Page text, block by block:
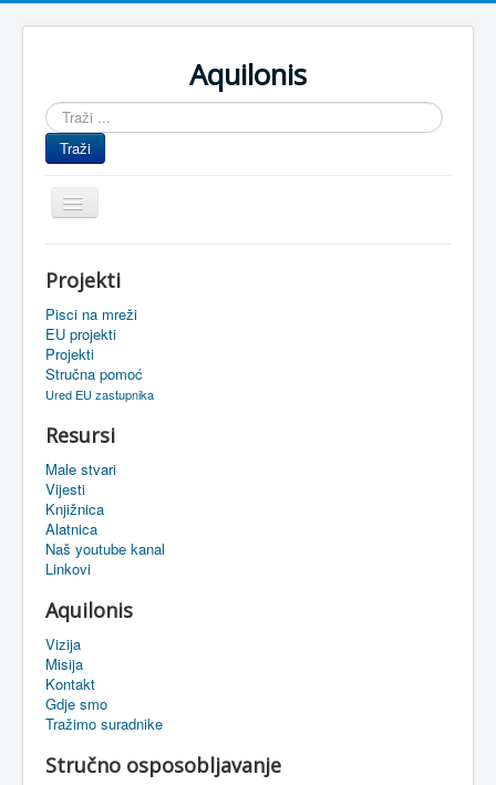
Aquilonis
Traži
...
Traži
Prikaz/Sakrivanje
navigacije
Upravljanje znanjem
Obrazovanje
Upravljanje projektima
Oaza
Sistemski alati
eMapa
Projekti
Pisci na mreži
EU projekti
Projekti
Stručna pomoć
Ured EU zastupnika
Resursi
Male stvari
Vijesti
Knjižnica
Alatnica
Naš youtube kanal
Linkovi
Aquilonis
Vizija
Misija
Kontakt
Gdje smo
Tražimo suradnike
Stručno osposobljavanje